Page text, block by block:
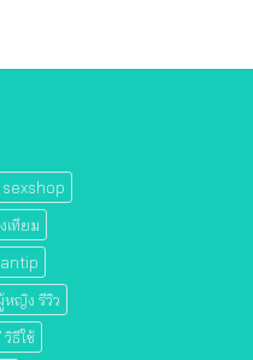
sexshop
เทียม
ญิง รีวิว
ธีใช้